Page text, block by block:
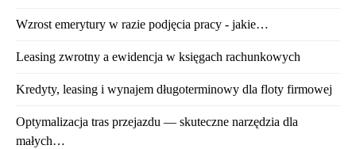
Wzrost emerytury w razie podjęcia pracy - jakie…
Leasing zwrotny a ewidencja w księgach rachunkowych
Kredyty, leasing i wynajem długoterminowy dla floty firmowej
Optymalizacja tras przejazdu — skuteczne narzędzia dla
małych…